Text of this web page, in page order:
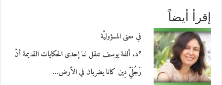
إقرأ أيضاً
في معنى المسؤوليَّة
*د. ألفة يوسف تنقل لنا إحدى الحكايات القديمة أنّ
رَجُلَيْ دِين كانا يضربان في الأرض…